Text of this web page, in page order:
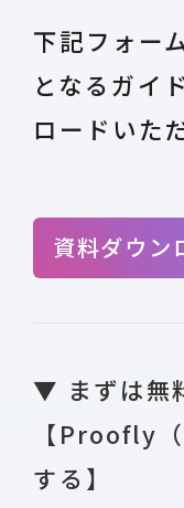
下記フォー
となるガイ
ロードいた
資料ダウン
▼ まずは無
【Proofly
する】